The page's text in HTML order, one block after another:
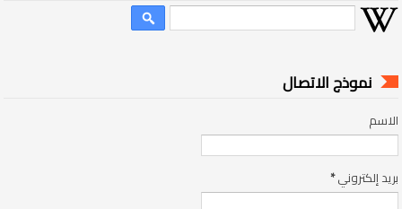
نموذج الاتصال
الاسم
بريد إلكتروني*